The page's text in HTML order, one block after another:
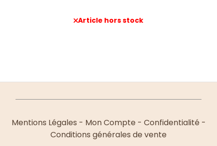
Article hors stock
Mentions Légales Mon Compte
Confidentialité
Conditions générales de vente